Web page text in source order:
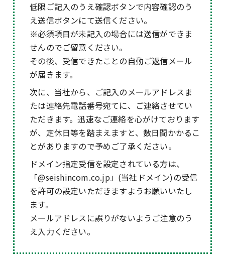
低限ご記入のうえ確認ボタンで内容確認のう
え送信ボタンにて送信ください。
※必須項目が未記入の場合には送信ができま
せんのでご留意ください。
その後、受信できたことの自動ご返信メール
が届きます。
次に、当社から、ご記入のメールアドレスま
たは連絡先電話番号宛てに、ご連絡させてい
ただきます。迅速なご連絡を心がけております
が、定休日等を踏まえますと、数日間かかるこ
とがありますので予めご了承ください。
ドメイン指定受信を設定されている方は、
「@seishincom.co.jp」(当社ドメイン)の受信
を許可の設定いただきますようお願いいたし
ます。
メールアドレスに誤りがないようご注意のう
え入力ください。